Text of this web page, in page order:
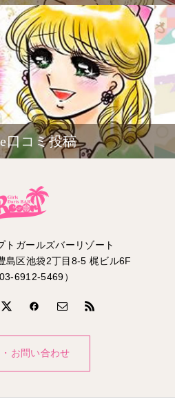
口コミ投稿
トガールズバーリゾート
島区池袋2丁目8-5 梶ビル6F
6912-5469）
お問い合わせ